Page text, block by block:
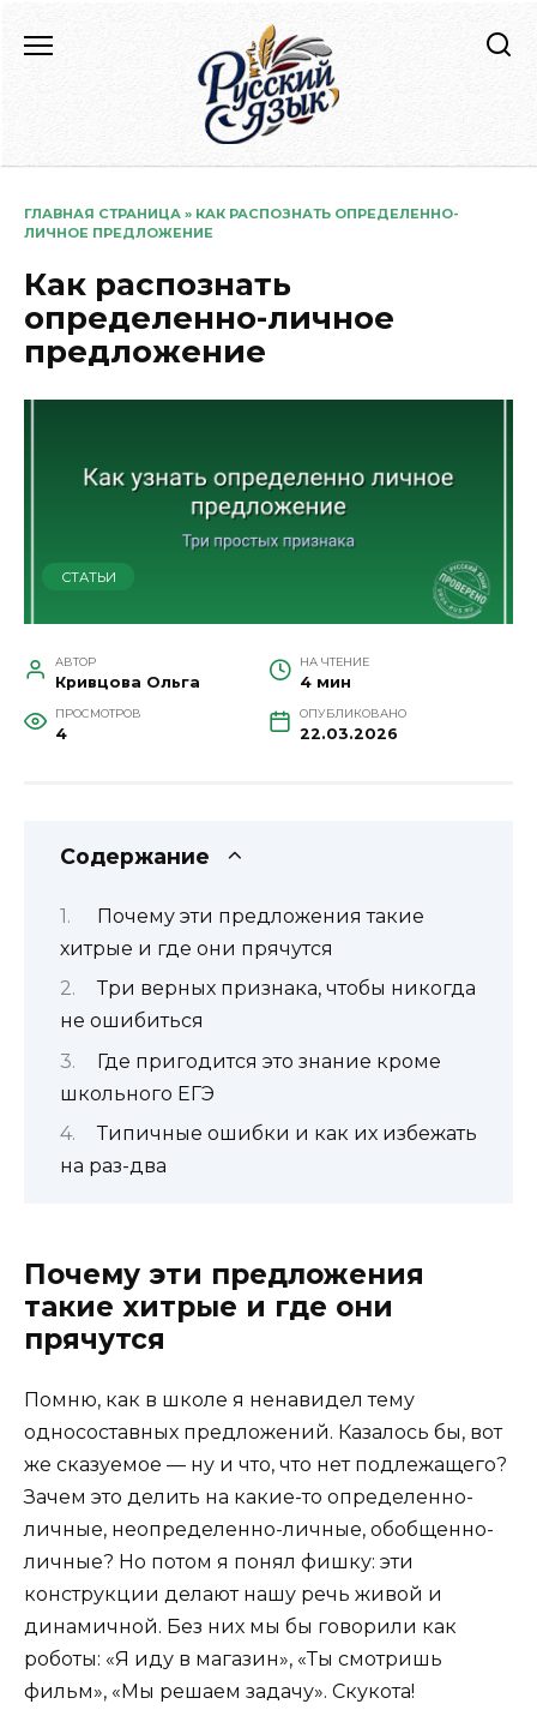
содержанию
ГЛАВНАЯ СТРАНИЦА » КАК РАСПОЗНАТЬ ОПРЕДЕЛЕННО-
ЛИЧНОЕ ПРЕДЛОЖЕНИЕ
Как распознать
определенно-личное
предложение
СТАТЬИ
АВТОР
Кривцова Ольга
НА ЧТЕНИЕ
4 мин
ПРОСМОТРОВ
4
ОПУБЛИКОВАНО
22.03.2026
Содержание
Почему эти предложения такие
хитрые и где они прячутся
Три верных признака, чтобы никогда
не ошибиться
Где пригодится это знание кроме
школьного ЕГЭ
Типичные ошибки и как их избежать
на раз-два
Почему эти предложения
такие хитрые и где они
прячутся
Помню, как в школе я ненавидел тему
односоставных предложений. Казалось бы, вот
же сказуемое — ну и что, что нет подлежащего?
Зачем это делить на какие-то определенно-
личные, неопределенно-личные, обобщенно-
личные? Но потом я понял фишку: эти
конструкции делают нашу речь живой и
динамичной. Без них мы бы говорили как
роботы: «Я иду в магазин», «Ты смотришь
фильм», «Мы решаем задачу». Скукота!